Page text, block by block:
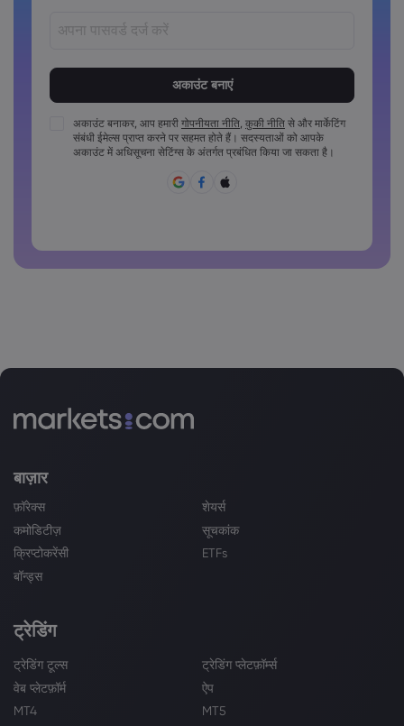
पासवर्डों में कम से कम 1 अपरकेस कैरेक्टर अवश्य होना चाहिए
पासवर्डों में कम से कम 1 लोअरकेस कैरेक्टर अवश्य होना चाहिए
पासवर्ड का साझा रूप से उपयोग नहीं किया जा सकता
अकाउंट बनाकर, आप हमारी गोपनीयता नीति, कुकी नीति से और मार्केटिंग
संबंधी ईमेल्स प्राप्त करने पर सहमत होते हैं। सदस्यताओं को आपके
अकाउंट में अधिसूचना सेटिंग्स के अंतर्गत प्रबंधित किया जा सकता है।
बाज़ार
फ़ॉरेक्स
शेयर्स
कमोडिटीज़
सूचकांक
क्रिप्टोकरेंसी
ETFs
बॉन्ड्स
ट्रेडिंग
ट्रेडिंग टूल्स
ट्रेडिंग प्लेटफ़ॉर्म्स
वेब प्लेटफ़ॉर्म
ऐप
MT4
MT5